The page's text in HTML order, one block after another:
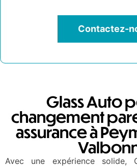
Contactez-
Glass Auto
changement
assurance à
Avec une expérience solide,